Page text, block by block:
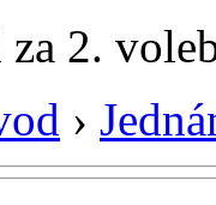
2.
›